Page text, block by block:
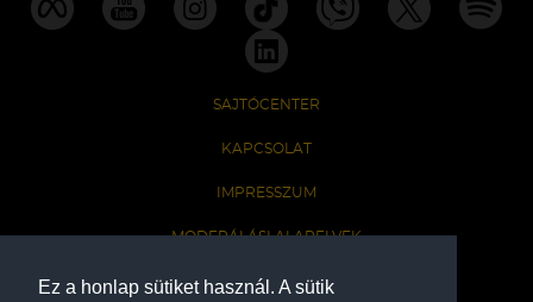
Ez a honlap sütiket használ. A sütik
SAJTÓCENTER
KAPCSOLAT
IMPRESSZUM
MODERÁLÁSI ALAPELVEK
HONLAP ADATKEZELÉSI TÁJÉKOZTATÓ